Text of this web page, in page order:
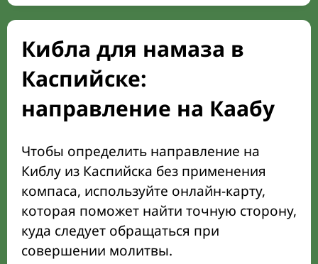
Кибла для намаза в
Каспийске:
направление на Каабу
Чтобы определить направление на
Киблу из Каспийска без применения
компаса, используйте онлайн-карту,
которая поможет найти точную сторону,
куда следует обращаться при
совершении молитвы.